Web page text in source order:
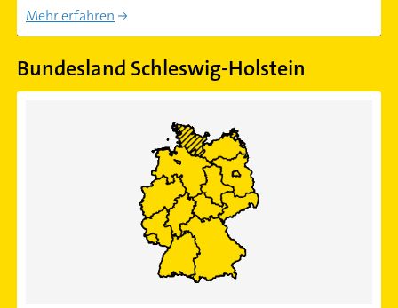
Mehr erfahren
Bundesland Schleswig-Holstein